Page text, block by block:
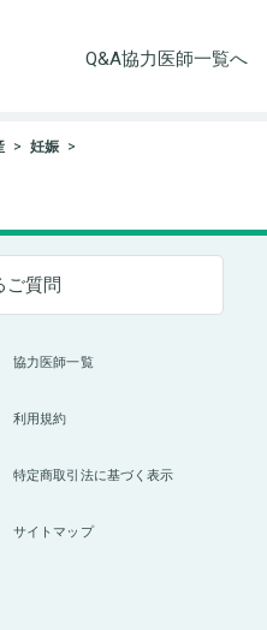
Q&A協力医師一覧へ
妊娠
ご質問
協力医師一覧
利用規約
特定商取引法に基づく表示
サイトマップ